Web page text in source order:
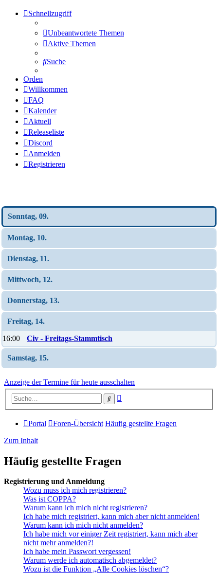
Schnellzugriff
Unbeantwortete Themen
Aktive Themen
Suche
Orden
Willkommen
FAQ
Kalender
Aktuell
Releaseliste
Discord
Anmelden
Registrieren
Sonntag, 09.
Montag, 10.
Dienstag, 11.
Mittwoch, 12.
Donnerstag, 13.
Freitag, 14.
16:00 Civ - Freitags-Stammtisch
Samstag, 15.
Anzeige der Termine für heute ausschalten
Suche
Portal Foren-Übersicht Häufig gestellte Fragen
Zum Inhalt
Häufig gestellte Fragen
Registrierung und Anmeldung
Wozu muss ich mich registrieren?
Was ist COPPA?
Warum kann ich mich nicht registrieren?
Ich habe mich registriert, kann mich aber nicht anmelden!
Warum kann ich mich nicht anmelden?
Ich habe mich vor einiger Zeit registriert, kann mich aber
nicht mehr anmelden?!
Ich habe mein Passwort vergessen!
Warum werde ich automatisch abgemeldet?
Wozu ist die Funktion „Alle Cookies löschen“?